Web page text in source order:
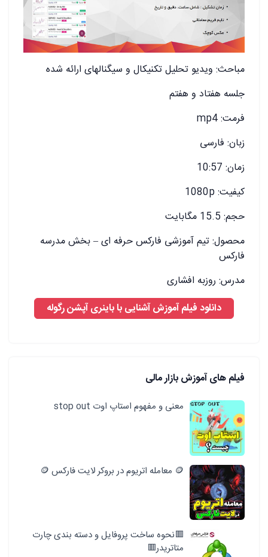
مباحث: ویدیو تحلیل تکنیکال و سیگنالهای ارائه شده
جلسه هفتاد و هفتم
فرمت: mp4
زبان: فارسی
زمان: 10:57
کیفیت: 1080p
حجم: 15.5 مگابایت
محصول: تیم آموزشی فارکس حرفه ای – بخش مدرسه
فارکس
مدرس: روزبه افشاری
دانلود فیلم آموزش آشنایی با باینری آپشن رگوله
فیلم های آموزش بازار مالی
معنی و مفهوم استاپ اوت stop out
🪙 معامله اتریوم در بروکر لایت فارکس 🪙
🟥نحوه ساخت پروفایل و دسته بندی چارت
متاتریدر🟥